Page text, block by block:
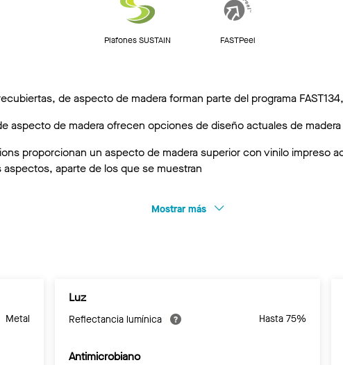
Plafones SUSTAIN FASTPeel
de aspecto de madera forman parte del programa
aspecto de madera ofrecen opciones de diseño actuales de
proporcionan un aspecto de madera superior con vinilo impreso
aparte de los que se muestran
Mostrar más
Metal
Luz
Reflectancia lumínica Hasta 75%
Antimicrobiano